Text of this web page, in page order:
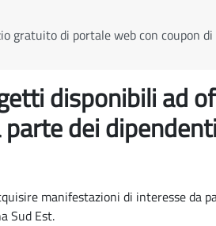
di portale web con coupon di
disponibili ad
dei
manifestazioni di interesse
Sud Est.